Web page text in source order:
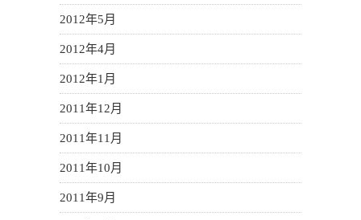
2012年5月
2012年4月
2012年1月
2011年12月
2011年11月
2011年10月
2011年9月